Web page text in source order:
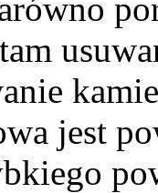
jest